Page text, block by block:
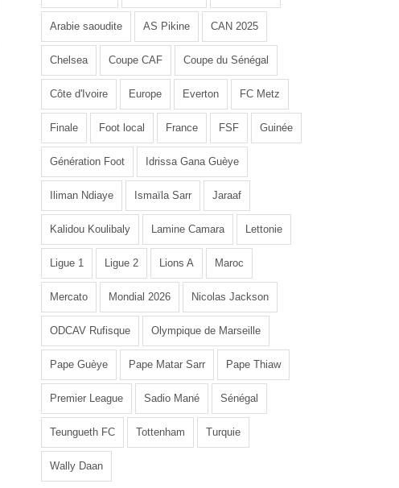
Arabie saoudite AS Pikine CAN 2025
Chelsea Coupe CAF Coupe du Sénégal
Côte d'Ivoire Europe Everton FC Metz
Finale Foot local France FSF Guinée
Génération Foot Idrissa Gana Guèye
Iliman Ndiaye Ismaïla Sarr Jaraaf
Kalidou Koulibaly Lamine Camara Lettonie
Ligue 1 Ligue 2 Lions A Maroc
Mercato Mondial 2026 Nicolas Jackson
ODCAV Rufisque Olympique de Marseille
Pape Guèye Pape Matar Sarr Pape Thiaw
Premier League Sadio Mané Sénégal
Teungueth FC Tottenham Turquie
Wally Daan